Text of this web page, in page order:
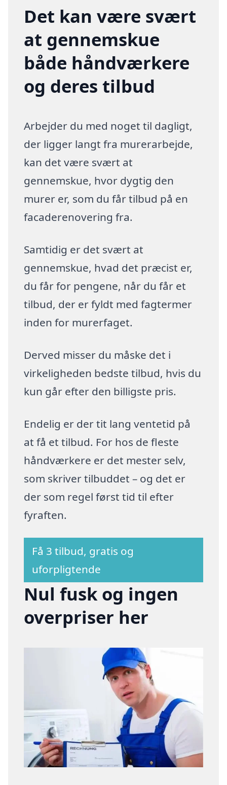
Det kan være svært
at gennemskue
både håndværkere
og deres tilbud
Arbejder du med noget til dagligt,
der ligger langt fra murerarbejde,
kan det være svært at
gennemskue, hvor dygtig den
murer er, som du får tilbud på en
facaderenovering fra.
Samtidig er det svært at
gennemskue, hvad det præcist er,
du får for pengene, når du får et
tilbud, der er fyldt med fagtermer
inden for murerfaget.
Derved misser du måske det i
virkeligheden bedste tilbud, hvis du
kun går efter den billigste pris.
Endelig er der tit lang ventetid på
at få et tilbud. For hos de fleste
håndværkere er det mester selv,
som skriver tilbuddet – og det er
der som regel først tid til efter
fyraften.
Få 3 tilbud, gratis og
uforpligtende
Nul fusk og ingen
overpriser her